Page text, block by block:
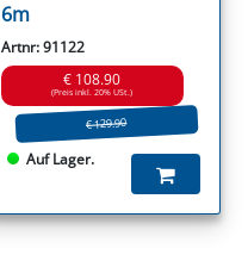
6m
Artnr: 91122
€ 108.90
(Preis inkl. 20% USt.)
€ 129.90
Auf Lager.